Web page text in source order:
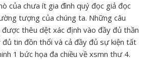
của chưa ít gia đình quý đọc giả đọc
tượng của chúng ta. Những câu
thêu dệt xác định vào đầy đủ thần
đủ tin đồn thổi và cả đầy đủ sự kiện tất
1 bức họa đa chiều về xsmn thư 4.